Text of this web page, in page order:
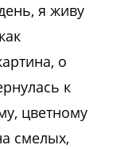
я живу
о
к
цветному
смелых,